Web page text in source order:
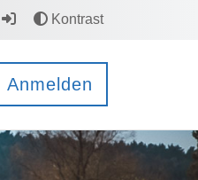
Kontrast
Anmelden